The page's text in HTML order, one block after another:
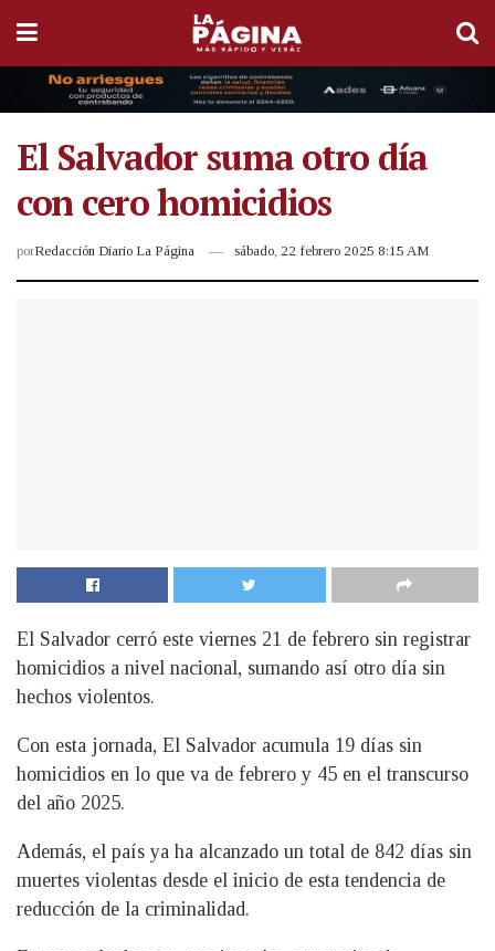
El Salvador suma otro día
con cero homicidios
porRedacción Diario La Página sábado, 22 febrero 2025 8:15 AM
El Salvador cerró este viernes 21 de febrero sin registrar
homicidios a nivel nacional, sumando así otro día sin
hechos violentos.
Con esta jornada, El Salvador acumula 19 días sin
homicidios en lo que va de febrero y 45 en el transcurso
del año 2025.
Además, el país ya ha alcanzado un total de 842 días sin
muertes violentas desde el inicio de esta tendencia de
reducción de la criminalidad.